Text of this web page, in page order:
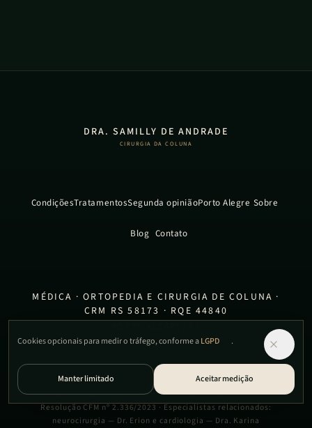
Cookies opcionais para medir o tráfego, conforme aLGPD .
Manter limitado Aceitar medição
DRA. SAMILLY DE ANDRADE
CIRURGIA DA COLUNA
CondiçõesTratamentosSegunda opiniãoPorto Alegre Sobre
Blog Contato
MÉDICA · ORTOPEDIA E CIRURGIA DE COLUNA ·
CRM RS 58173 · RQE 44840
Conteúdo informativo · Não substitui avaliação médica individual ·
Resolução CFM nº 2.336/2023·Especialistas relacionados:
neurocirurgia — Dr. Erion e cardiologia — Dra. Karina